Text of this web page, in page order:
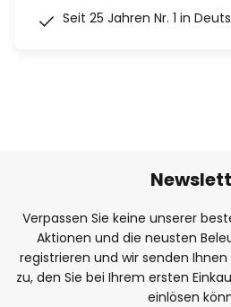
Seit 25 Jahren Nr. 1 in
Verpassen Sie keine unserer
Aktionen und die neusten
registrieren und wir senden Ihnen
zu, den Sie bei Ihrem ersten
einlösen